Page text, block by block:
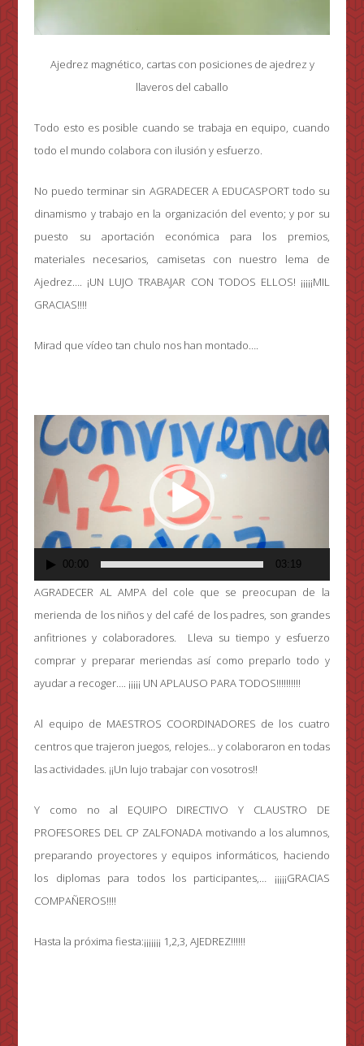
Ajedrez magnético, cartas con posiciones de ajedrez y
llaveros del caballo
Todo esto es posible cuando se trabaja en equipo, cuando
todo el mundo colabora con ilusión y esfuerzo.
No puedo terminar sin AGRADECER A EDUCASPORT todo su
dinamismo y trabajo en la organización del evento; y por su
puesto su aportación económica para los premios,
materiales necesarios, camisetas con nuestro lema de
Ajedrez…. ¡UN LUJO TRABAJAR CON TODOS ELLOS! ¡¡¡¡¡MIL
GRACIAS!!!!
Mirad que vídeo tan chulo nos han montado….
Reproductor
de
vídeo
00:00 03:19
AGRADECER AL AMPA del cole que se preocupan de la
merienda de los niños y del café de los padres, son grandes
anfitriones y colaboradores. Lleva su tiempo y esfuerzo
comprar y preparar meriendas así como preparlo todo y
ayudar a recoger…. ¡¡¡¡¡ UN APLAUSO PARA TODOS!!!!!!!!!!
Al equipo de MAESTROS COORDINADORES de los cuatro
centros que trajeron juegos, relojes… y colaboraron en todas
las actividades. ¡¡Un lujo trabajar con vosotros!!
Y como no al EQUIPO DIRECTIVO Y CLAUSTRO DE
PROFESORES DEL CP ZALFONADA motivando a los alumnos,
preparando proyectores y equipos informáticos, haciendo
los diplomas para todos los participantes,… ¡¡¡¡¡GRACIAS
COMPAÑEROS!!!!
Hasta la próxima fiesta:¡¡¡¡¡¡¡ 1,2,3, AJEDREZ!!!!!!